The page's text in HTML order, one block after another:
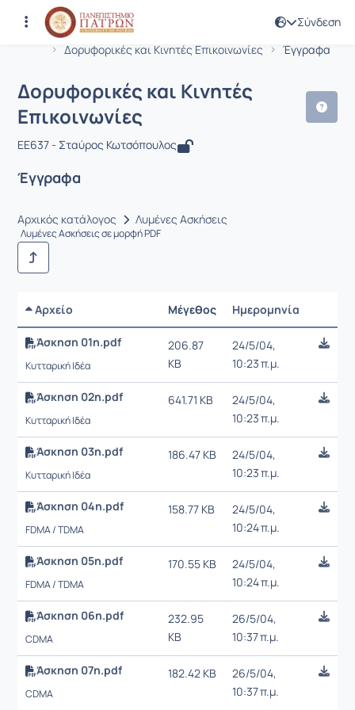
Σύνδεση
Αρχική Σελίδα
Δορυφορικές και Κινητές Επικοινωνίες
Έγγραφα
Μάθημα : Δορυφορικές και Κινητές
Κωδικός : EE637
Δορυφορικές και Κινητές
Επικοινωνίες
EE637 - Σταύρος Κωτσόπουλος
Έγγραφα
Αρχικός κατάλογος Λυμένες Ασκήσεις
Λυμένες Ασκήσεις σε μορφή PDF
Αρχείο Μέγεθος Ημερομηνία
Άσκηση 01η.pdf
Κυτταρική Ιδέα
206.87
KB
24/5/04,
10:23 π.μ.
Άσκηση 02η.pdf
Κυτταρική Ιδέα
641.71 KB
24/5/04,
10:23 π.μ.
Άσκηση 03η.pdf
Κυτταρική Ιδέα
186.47 KB
24/5/04,
10:23 π.μ.
Άσκηση 04η.pdf
FDMA / TDMA
158.77 KB
24/5/04,
10:24 π.μ.
Άσκηση 05η.pdf
FDMA / TDMA
170.55 KB
24/5/04,
10:24 π.μ.
Άσκηση 06η.pdf
CDMA
232.95
KB
26/5/04,
10:37 π.μ.
Άσκηση 07η.pdf
CDMA
182.42 KB
26/5/04,
10:37 π.μ.